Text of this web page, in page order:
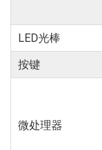
LED光棒
按键
微处理器